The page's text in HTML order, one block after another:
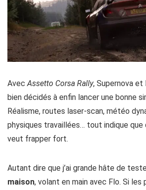
AvecAssetto Corsa Rally, Supernova et
bien décidés à enfin lancer une bonne
Réalisme, routes laser-scan, météo
physiques travaillées… tout indique que
veut frapper fort.
Autant dire que j’ai grande hâte de
maison, volant en main avec Flo. Si les